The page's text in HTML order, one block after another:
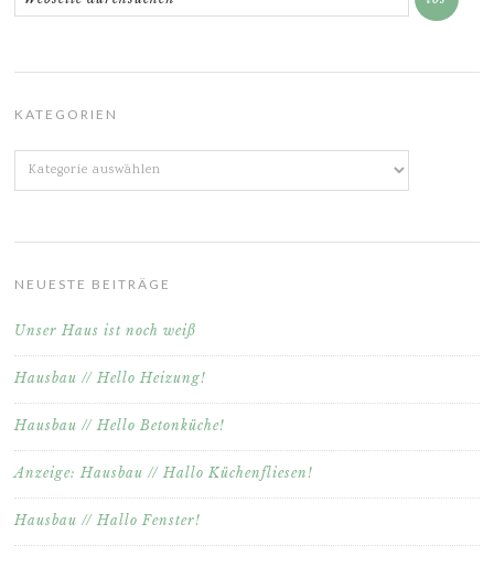
KATEGORIEN
Kategorien
NEUESTE BEITRÄGE
Unser Haus ist noch weiß
Hausbau // Hello Heizung!
Hausbau // Hello Betonküche!
Anzeige: Hausbau // Hallo Küchenfliesen!
Hausbau // Hallo Fenster!